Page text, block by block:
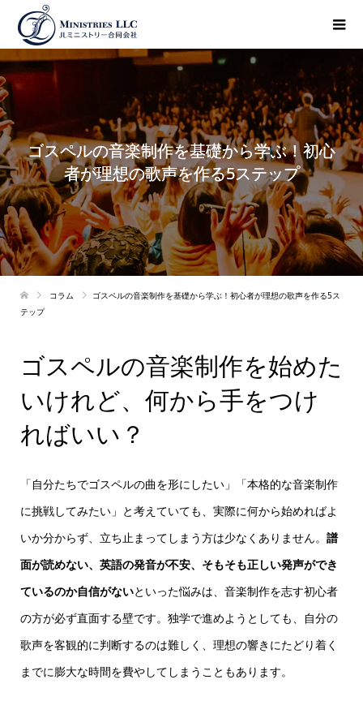
ゴスペルの音楽制作を基礎から学ぶ！初心
者が理想の歌声を作る5ステップ
コラム
ゴスペルの音楽制作を基礎から学ぶ！初心者が理想の歌声を作る5ス
テップ
ゴスペルの音楽制作を始めた
いけれど、何から手をつけ
ればいい？
「自分たちでゴスペルの曲を形にしたい」「本格的な音楽制作
に挑戦してみたい」と考えていても、実際に何から始めればよ
いか分からず、立ち止まってしまう方は少なくありません。 譜
面が読めない、英語の発音が不安、そもそも正しい発声ができ
ているのか自信がないといった悩みは、音楽制作を志す初心者
の方が必ず直面する壁です。独学で進めようとしても、自分の
歌声を客観的に判断するのは難しく、理想の響きにたどり着く
までに膨大な時間を費やしてしまうこともあります。